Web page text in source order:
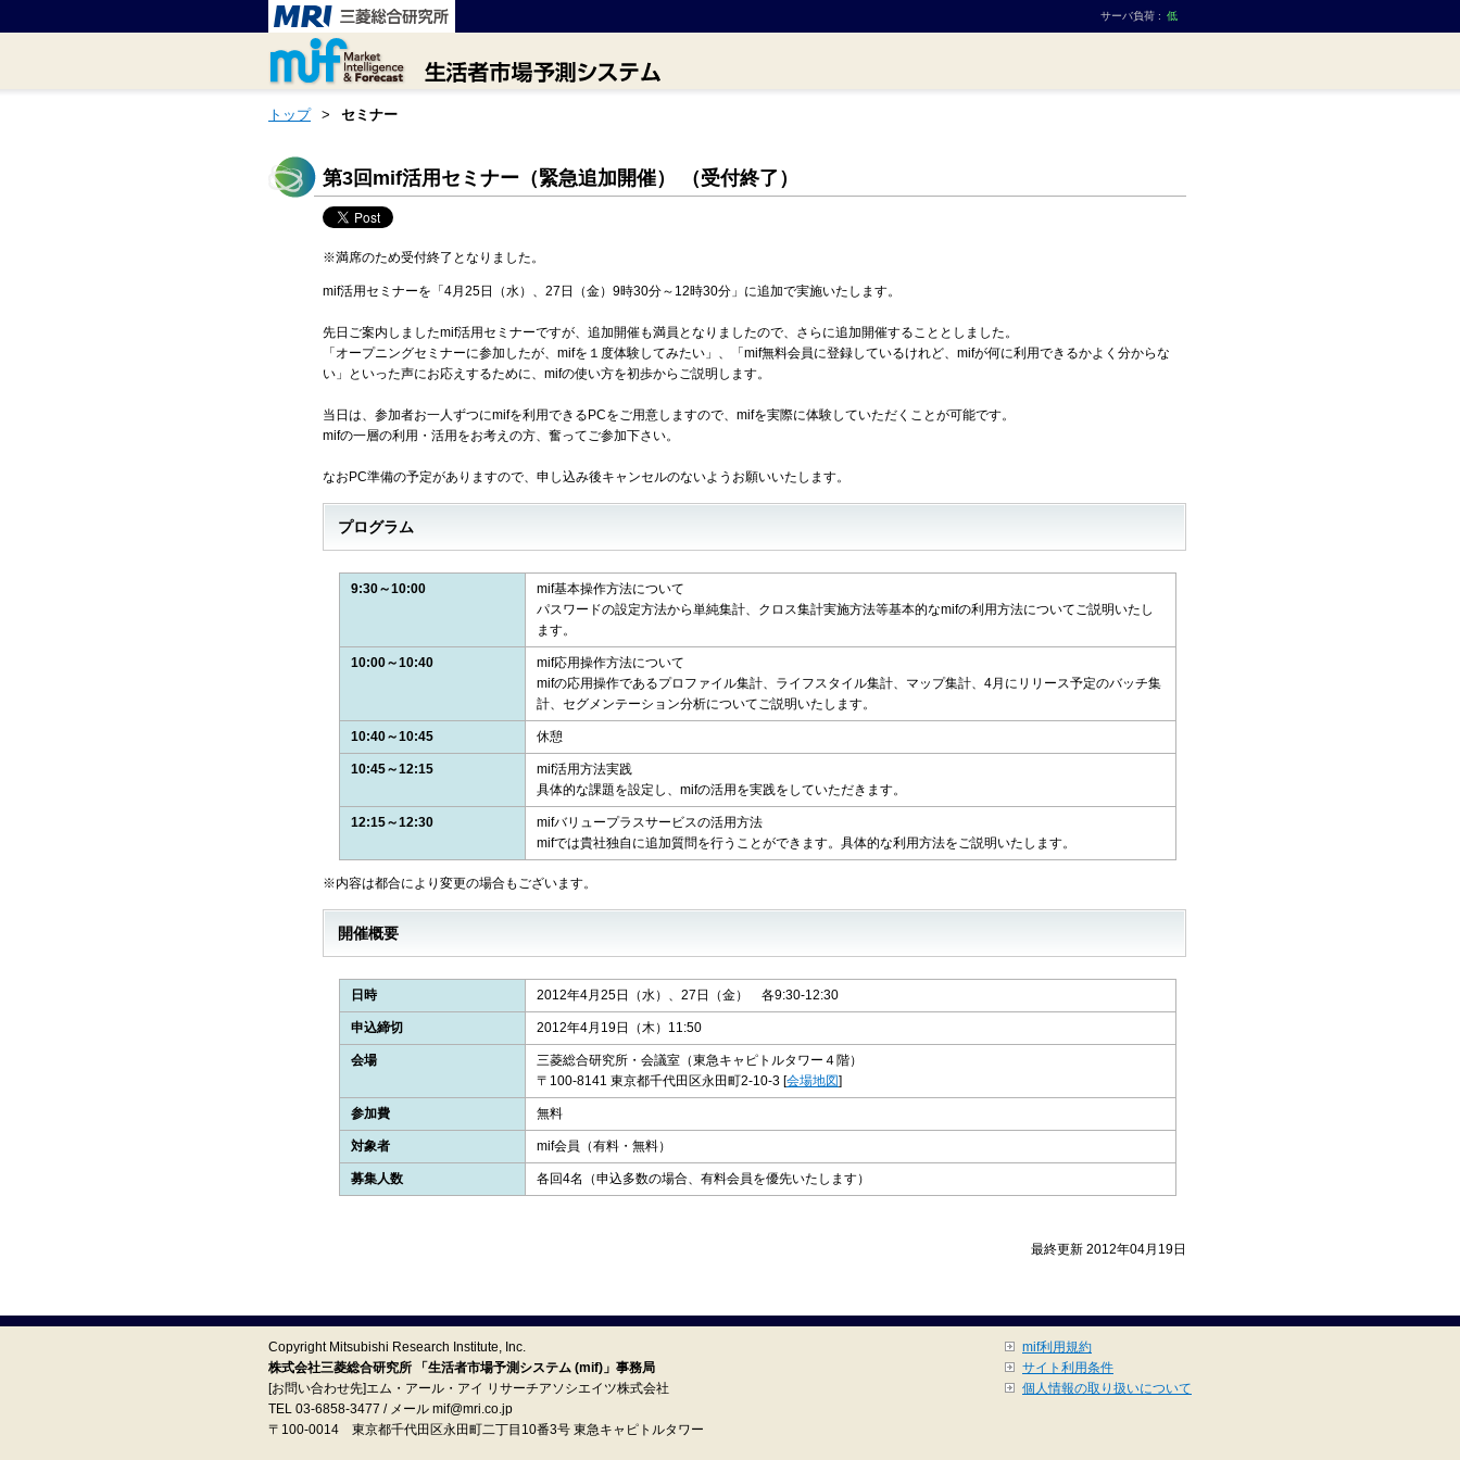
サーバ負荷 : 低
トップ > セミナー
第3回mif活用セミナー（緊急追加開催） （受付終了）
※満席のため受付終了となりました。
mif活用セミナーを「4月25日（水）、27日（金）9時30分～12時30分」に追加で実施いたします。
先日ご案内しましたmif活用セミナーですが、追加開催も満員となりましたので、さらに追加開催することとしました。
「オープニングセミナーに参加したが、mifを１度体験してみたい」、「mif無料会員に登録しているけれど、mifが何に利用できるかよく分からな
い」といった声にお応えするために、mifの使い方を初歩からご説明します。
当日は、参加者お一人ずつにmifを利用できるPCをご用意しますので、mifを実際に体験していただくことが可能です。
mifの一層の利用・活用をお考えの方、奮ってご参加下さい。
なおPC準備の予定がありますので、申し込み後キャンセルのないようお願いいたします。
プログラム
9:30～10:00
mif基本操作方法について
パスワードの設定方法から単純集計、クロス集計実施方法等基本的なmifの利用方法についてご説明いたし
ます。
10:00～10:40
mif応用操作方法について
mifの応用操作であるプロファイル集計、ライフスタイル集計、マップ集計、4月にリリース予定のバッチ集
計、セグメンテーション分析についてご説明いたします。
10:40～10:45 休憩
10:45～12:15
mif活用方法実践
具体的な課題を設定し、mifの活用を実践をしていただきます。
12:15～12:30
mifバリュープラスサービスの活用方法
mifでは貴社独自に追加質問を行うことができます。具体的な利用方法をご説明いたします。
※内容は都合により変更の場合もございます。
開催概要
日時 2012年4月25日（水）、27日（金） 各9:30-12:30
申込締切 2012年4月19日（木）11:50
会場
三菱総合研究所・会議室（東急キャピトルタワー４階）
〒100-8141 東京都千代田区永田町2-10-3 [会場地図]
参加費 無料
対象者 mif会員（有料・無料）
募集人数 各回4名（申込多数の場合、有料会員を優先いたします）
最終更新 2012年04月19日
Copyright Mitsubishi Research Institute, Inc.
株式会社三菱総合研究所 「生活者市場予測システム (mif)」事務局
[お問い合わせ先]エム・アール・アイ リサーチアソシエイツ株式会社
TEL 03-6858-3477 / メール mif@mri.co.jp
〒100‐0014 東京都千代田区永田町二丁目10番3号 東急キャピトルタワー
mif利用規約
サイト利用条件
個人情報の取り扱いについて